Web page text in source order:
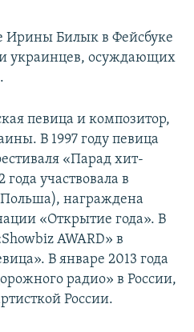
Ирины Билык в Фейсбуке
украинцев, осуждающих
певица и композитор,
В 1997 году певица
«Парад хит-
года участвовала в
награждена
«Открытие года». В
AWARD» в
В январе 2013 года
радио» в России,
России.